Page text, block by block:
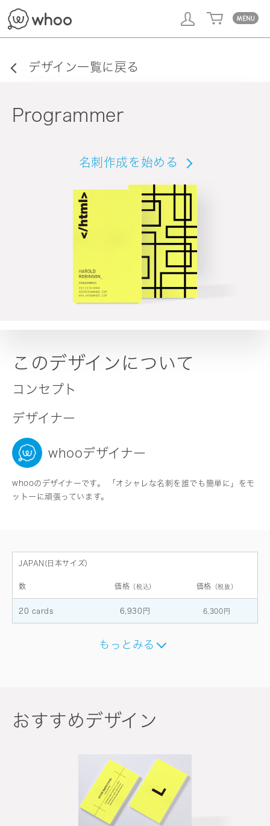
デザイン一覧に戻る
Programmer
名刺作成を始める
このデザインについて
コンセプト
デザイナー
whooデザイナー
whooのデザイナーです。 「オシャレな名刺を誰でも簡単に」をモ
ットーに頑張っています。
JAPAN(日本サイズ)
数 価格 （税込） 価格 （税抜）
20 cards 6,930円 6,300円
もっとみる
おすすめデザイン